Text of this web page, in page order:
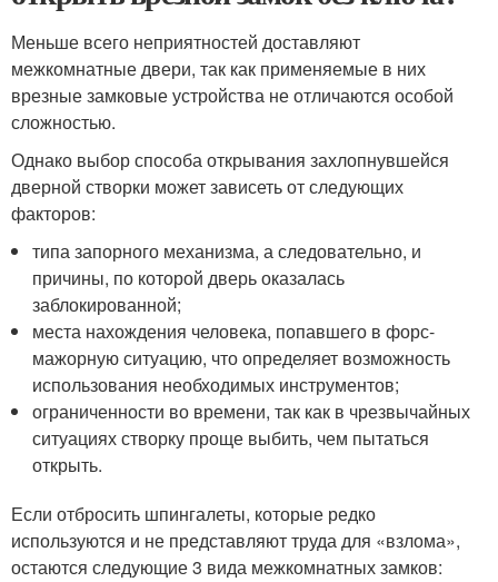
Меньше всего неприятностей доставляют
межкомнатные двери, так как применяемые в них
врезные замковые устройства не отличаются особой
сложностью.
Однако выбор способа открывания захлопнувшейся
дверной створки может зависеть от следующих
факторов:
типа запорного механизма, а следовательно, и
причины, по которой дверь оказалась
заблокированной;
места нахождения человека, попавшего в форс-
мажорную ситуацию, что определяет возможность
использования необходимых инструментов;
ограниченности во времени, так как в чрезвычайных
ситуациях створку проще выбить, чем пытаться
открыть.
Если отбросить шпингалеты, которые редко
используются и не представляют труда для «взлома»,
остаются следующие 3 вида межкомнатных замков: